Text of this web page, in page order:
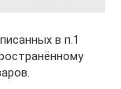
в п.1